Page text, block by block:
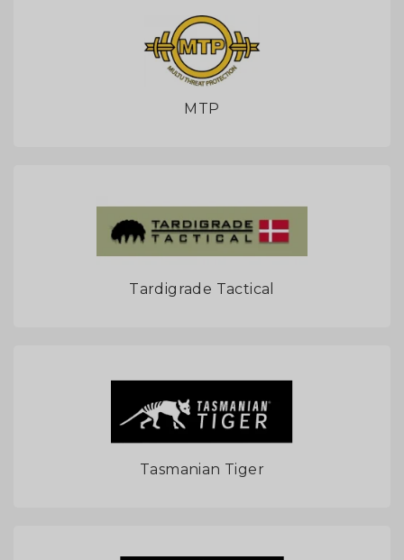
MTP
Tardigrade Tactical
Tasmanian Tiger